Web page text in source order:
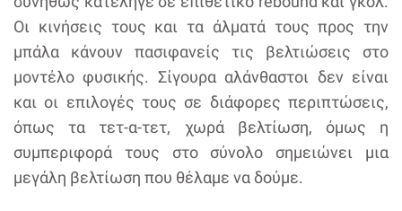
Οι κινήσεις τους και τα άλματά τους προς την
μπάλα κάνουν πασιφανείς τις βελτιώσεις στο
μοντέλο φυσικής. Σίγουρα αλάνθαστοι δεν είναι
και οι επιλογές τους σε διάφορες περιπτώσεις,
όπως τα τετ-α-τετ, χωρά βελτίωση, όμως η
συμπεριφορά τους στο σύνολο σημειώνει μια
μεγάλη βελτίωση που θέλαμε να δούμε.